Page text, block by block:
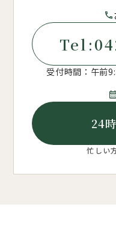
受付時間：午前
24
忙しい